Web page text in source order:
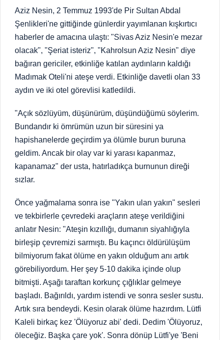
Aziz Nesin, 2 Temmuz 1993'de Pir Sultan Abdal
Şenlikleri'ne gittiğinde günlerdir yayımlanan kışkırtıcı
haberler de amacına ulaştı: "Sivas Aziz Nesin'e mezar
olacak", "Şeriat isteriz", "Kahrolsun Aziz Nesin" diye
bağıran gericiler, etkinliğe katılan aydınların kaldığı
Madımak Oteli'ni ateşe verdi. Etkinliğe davetli olan 33
aydın ve iki otel görevlisi katledildi.
"Açık sözlüyüm, düşünürüm, düşündüğümü söylerim.
Bundandır ki ömrümün uzun bir süresini ya
hapishanelerde geçirdim ya ölümle burun buruna
geldim. Ancak bir olay var ki yarası kapanmaz,
kapanamaz" der usta, hatırladıkça burnunun direği
sızlar.
Önce yağmalama sonra ise "Yakın ulan yakın" sesleri
ve tekbirlerle çevredeki araçların ateşe verildiğini
anlatır Nesin: "Ateşin kızıllığı, dumanın siyahlığıyla
birleşip çevremizi sarmıştı. Bu kaçıncı öldürülüşüm
bilmiyorum fakat ölüme en yakın olduğum anı artık
görebiliyordum. Her şey 5-10 dakika içinde olup
bitmişti. Aşağı taraftan korkunç çığlıklar gelmeye
başladı. Bağırıldı, yardım istendi ve sonra sesler sustu.
Artık sıra bendeydi. Kesin olarak ölüme hazırdım. Lütfi
Kaleli birkaç kez 'Ölüyoruz abi' dedi. Dedim 'Ölüyoruz,
öleceğiz. Başka çare yok'. Sonra dönüp Lütfi'ye 'Beni